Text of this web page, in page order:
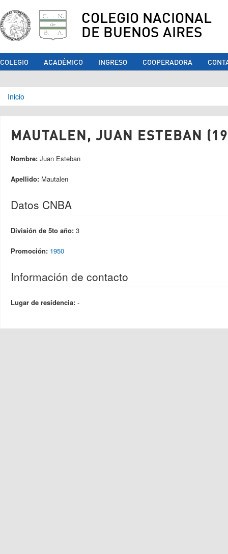
COLEGIO NACIONAL
DE BUENOS AIRES
COLEGIO ACADÉMICO INGRESO COOPERADORA
Se encuentra usted aquí
Inicio
MAUTALEN, JUAN ESTEBAN
Nombre: Juan Esteban
Apellido: Mautalen
Datos CNBA
División de 5to año: 3
Promoción: 1950
Información de contacto
Lugar de residencia: -